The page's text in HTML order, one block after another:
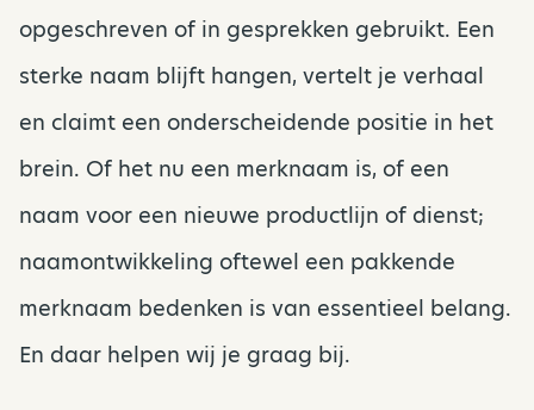
opgeschreven of in gesprekken gebruikt. Een
sterke naam blijft hangen, vertelt je verhaal
en claimt een onderscheidende positie in het
brein. Of het nu een merknaam is, of een
naam voor een nieuwe productlijn of dienst;
naamontwikkeling oftewel een pakkende
merknaam bedenken is van essentieel belang.
En daar helpen wij je graag bij.